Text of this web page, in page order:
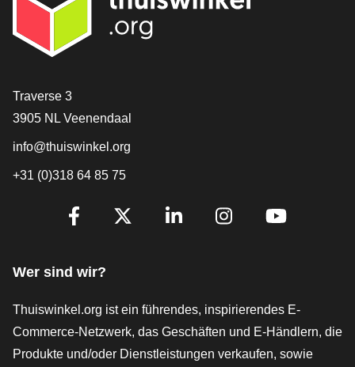
[_General:Contact]
Traverse 3
3905 NL Veenendaal
info@thuiswinkel.org
+31 (0)318 64 85 75
[_General:SocialMediaTitle]
Wer sind wir?
Thuiswinkel.org ist ein führendes, inspirierendes E-
Commerce-Netzwerk, das Geschäften und E-Händlern, die
Produkte und/oder Dienstleistungen verkaufen, sowie